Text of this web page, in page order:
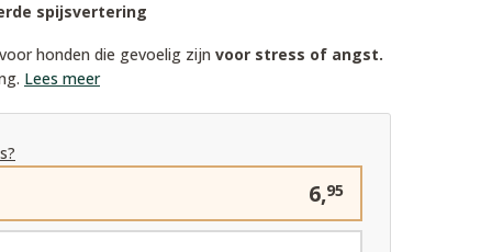
spijsvertering
honden die gevoelig zijn voor stress of angst.
Lees meer
6,95